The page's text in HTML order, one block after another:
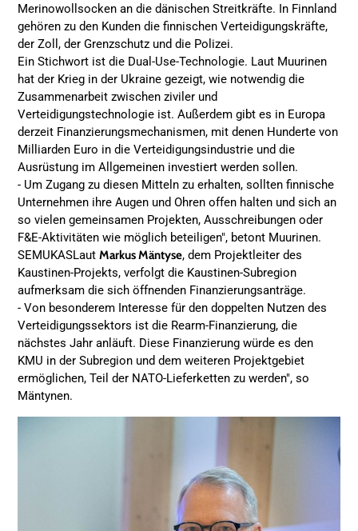
Merinowollsocken an die dänischen Streitkräfte. In Finnland
gehören zu den Kunden die finnischen Verteidigungskräfte,
der Zoll, der Grenzschutz und die Polizei.
Ein Stichwort ist die Dual-Use-Technologie. Laut Muurinen
hat der Krieg in der Ukraine gezeigt, wie notwendig die
Zusammenarbeit zwischen ziviler und
Verteidigungstechnologie ist. Außerdem gibt es in Europa
derzeit Finanzierungsmechanismen, mit denen Hunderte von
Milliarden Euro in die Verteidigungsindustrie und die
Ausrüstung im Allgemeinen investiert werden sollen.
- Um Zugang zu diesen Mitteln zu erhalten, sollten finnische
Unternehmen ihre Augen und Ohren offen halten und sich an
so vielen gemeinsamen Projekten, Ausschreibungen oder
F&E-Aktivitäten wie möglich beteiligen", betont Muurinen.
SEMUKASLautMarkus Mäntyse, dem Projektleiter des
Kaustinen-Projekts, verfolgt die Kaustinen-Subregion
aufmerksam die sich öffnenden Finanzierungsanträge.
- Von besonderem Interesse für den doppelten Nutzen des
Verteidigungssektors ist die Rearm-Finanzierung, die
nächstes Jahr anläuft. Diese Finanzierung würde es den
KMU in der Subregion und dem weiteren Projektgebiet
ermöglichen, Teil der NATO-Lieferketten zu werden", so
Mäntynen.